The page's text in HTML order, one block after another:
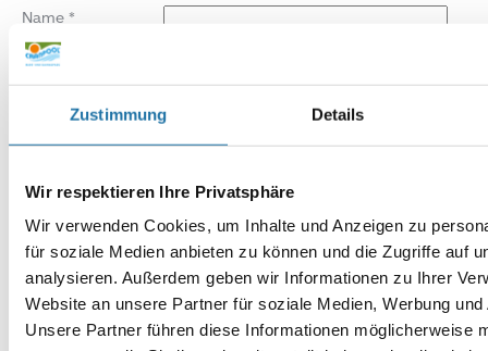
Zustimmung Details
Wir respektieren Ihre Privatsphäre
Wir verwenden Cookies, um Inhalte und Anzeigen zu
für soziale Medien anbieten zu können und die Zugriffe auf
analysieren. Außerdem geben wir Informationen zu Ihrer
Website an unsere Partner für soziale Medien, Werbung
Unsere Partner führen diese Informationen möglicherweise
Name *